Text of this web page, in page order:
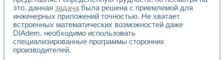
Автоматизация контроля сварных швов на базе
Измерительный контроль с применением
Моделирование надежности и эффективности систем
Лабораторные практикумы и учебные стенды
Автоматизация лабораторного стенда по измерению
Автоматизированные лабораторные комплексы для
это, данная задачабыла решена с приемлемой для
инженерных приложений точностью. Не хватает
встроенных математических возможностей даже
DIAdem, необходимо использовать
специализированные программы сторонних
производителей.